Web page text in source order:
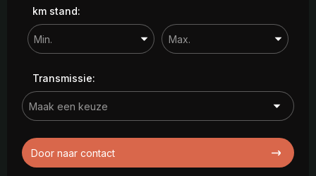
km stand:
Transmissie:
Door naar contact